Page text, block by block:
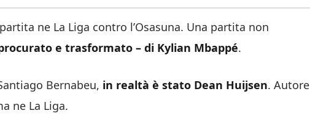
ne La Liga contro l’Osasuna. Una partita non
e trasformato – di Kylian Mbappé.
Bernabeu, in realtà è stato Dean Huijsen. Autore
ne La Liga.